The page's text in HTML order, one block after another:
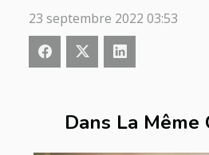
Dans La Même
23 septembre 2022 03:53